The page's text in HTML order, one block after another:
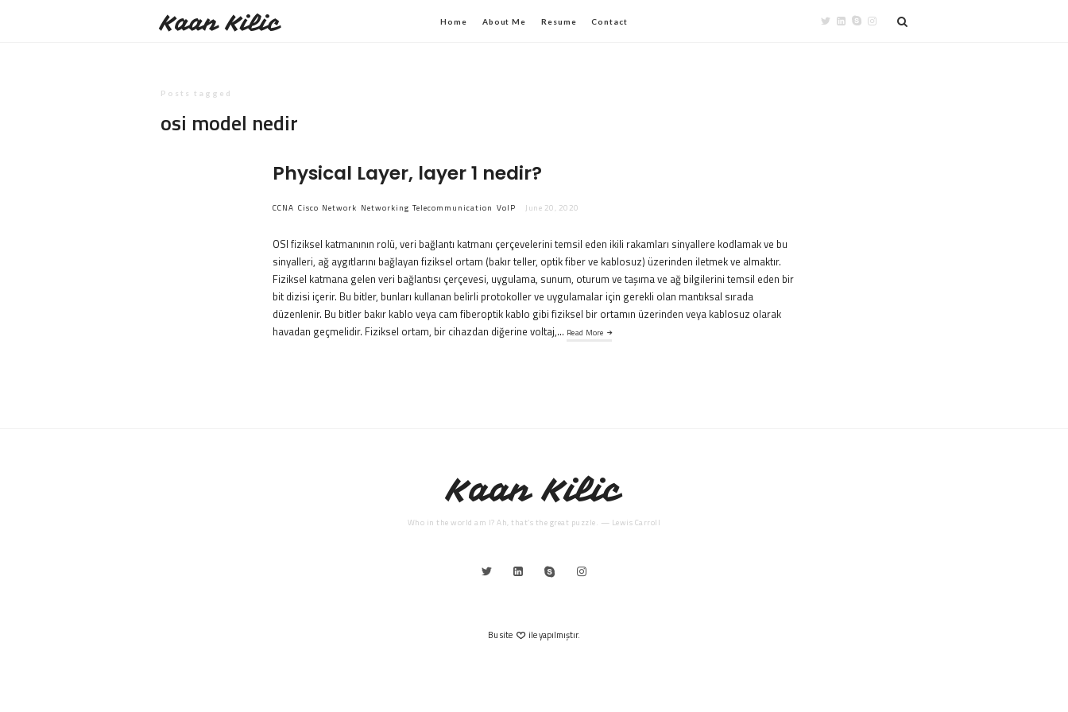
Kaan Kilic Home About Me Resume Contact
Posts tagged
osi model nedir
Physical Layer, layer 1 nedir?
CCNA Cisco Network Networking Telecommunication VoIP June 20, 2020
OSI fiziksel katmanının rolü, veri bağlantı katmanı çerçevelerini temsil eden ikili rakamları sinyallere kodlamak ve bu
sinyalleri, ağ aygıtlarını bağlayan fiziksel ortam (bakır teller, optik fiber ve kablosuz) üzerinden iletmek ve almaktır.
Fiziksel katmana gelen veri bağlantısı çerçevesi, uygulama, sunum, oturum ve taşıma ve ağ bilgilerini temsil eden bir
bit dizisi içerir. Bu bitler, bunları kullanan belirli protokoller ve uygulamalar için gerekli olan mantıksal sırada
düzenlenir. Bu bitler bakır kablo veya cam fiberoptik kablo gibi fiziksel bir ortamın üzerinden veya kablosuz olarak
havadan geçmelidir. Fiziksel ortam, bir cihazdan diğerine voltaj,… Read More
Kaan Kilic
Who in the world am I? Ah, that’s the great puzzle. — Lewis Carroll
Bu site ile yapılmıştır.